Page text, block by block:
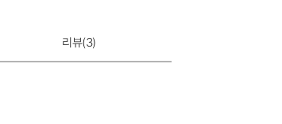
리뷰(3)